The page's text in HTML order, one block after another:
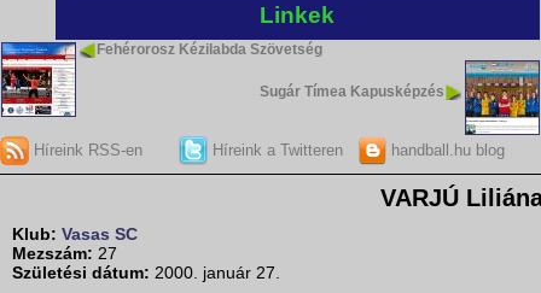
Linkek
Fehérorosz Kézilabda Szövetség
Sugár Tímea Kapusképzés
Híreink RSS-en Híreink a Twitteren handball.hu blog
VARJÚ
Klub: Vasas SC
Mezszám: 27
Születési dátum: 2000. január 27.